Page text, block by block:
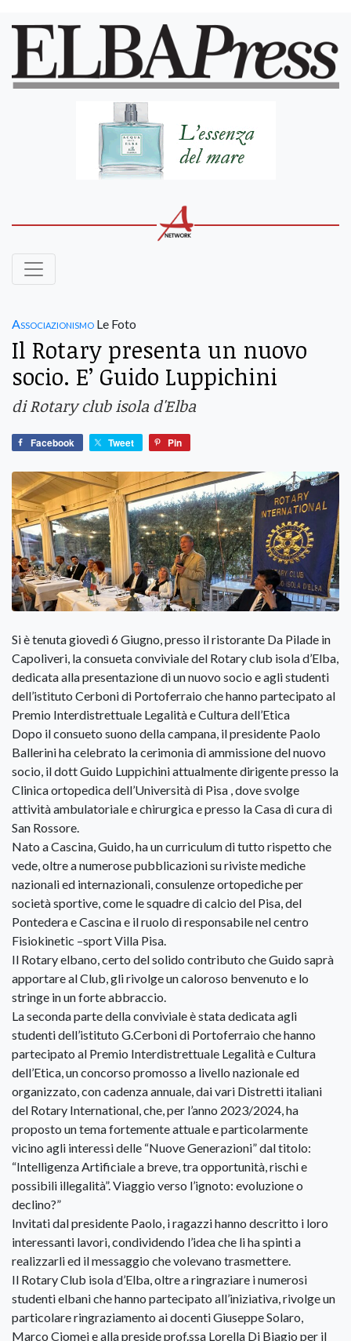
Associazionismo Le Foto
Il Rotary presenta un nuovo
socio. E’ Guido Luppichini
di Rotary club isola d'Elba
Facebook Tweet Pin
Si è tenuta giovedì 6 Giugno, presso il ristorante Da Pilade in
Capoliveri, la consueta conviviale del Rotary club isola d’Elba,
dedicata alla presentazione di un nuovo socio e agli studenti
dell’istituto Cerboni di Portoferraio che hanno partecipato al
Premio Interdistrettuale Legalità e Cultura dell’Etica
Dopo il consueto suono della campana, il presidente Paolo
Ballerini ha celebrato la cerimonia di ammissione del nuovo
socio, il dott Guido Luppichini attualmente dirigente presso la
Clinica ortopedica dell’Università di Pisa , dove svolge
attività ambulatoriale e chirurgica e presso la Casa di cura di
San Rossore.
Nato a Cascina, Guido, ha un curriculum di tutto rispetto che
vede, oltre a numerose pubblicazioni su riviste mediche
nazionali ed internazionali, consulenze ortopediche per
società sportive, come le squadre di calcio del Pisa, del
Pontedera e Cascina e il ruolo di responsabile nel centro
Fisiokinetic –sport Villa Pisa.
Il Rotary elbano, certo del solido contributo che Guido saprà
apportare al Club, gli rivolge un caloroso benvenuto e lo
stringe in un forte abbraccio.
La seconda parte della conviviale è stata dedicata agli
studenti dell’istituto G.Cerboni di Portoferraio che hanno
partecipato al Premio Interdistrettuale Legalità e Cultura
dell’Etica, un concorso promosso a livello nazionale ed
organizzato, con cadenza annuale, dai vari Distretti italiani
del Rotary International, che, per l’anno 2023/2024, ha
proposto un tema fortemente attuale e particolarmente
vicino agli interessi delle “Nuove Generazioni” dal titolo:
“Intelligenza Artificiale a breve, tra opportunità, rischi e
possibili illegalità”. Viaggio verso l’ignoto: evoluzione o
declino?”
Invitati dal presidente Paolo, i ragazzi hanno descritto i loro
interessanti lavori, condividendo l’idea che li ha spinti a
realizzarli ed il messaggio che volevano trasmettere.
Il Rotary Club isola d’Elba, oltre a ringraziare i numerosi
studenti elbani che hanno partecipato all’iniziativa, rivolge un
particolare ringraziamento ai docenti Giuseppe Solaro,
Marco Ciomei e alla preside prof.ssa Lorella Di Biagio per il